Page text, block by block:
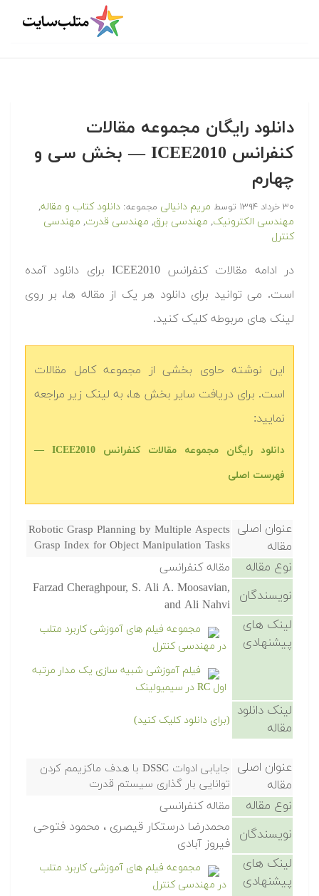
دانلود رایگان مجموعه مقالات
کنفرانس ICEE2010 — بخش سی و
چهارم
۳۰ خرداد ۱۳۹۴ توسط مریم دانیالی مجموعه: دانلود کتاب و مقاله,
مهندسی الکترونیک, مهندسی برق, مهندسی قدرت, مهندسی
کنترل
در ادامه مقالات کنفرانس ICEE2010 برای دانلود آمده
است. می توانید برای دانلود هر یک از مقاله ها، بر روی
لینک های مربوطه کلیک کنید.
این نوشته حاوی بخشی از مجموعه کامل مقالات
است. برای دریافت سایر بخش ها، به لینک زیر مراجعه
نمایید:
دانلود رایگان مجموعه مقالات کنفرانس ICEE2010 —
فهرست اصلی
عنوان اصلی
مقاله
Robotic Grasp Planning by Multiple Aspects
Grasp Index for Object Manipulation Tasks
نوع مقاله مقاله کنفرانسی
نویسندگان
Farzad Cheraghpour, S. Ali A. Moosavian,
and Ali Nahvi
لینک های
پیشنهادی
مجموعه فیلم های آموزشی کاربرد متلب
در مهندسی کنترل
فیلم آموزشی شبیه سازی یک مدار مرتبه
اول RC در سیمیولینک
لینک دانلود
مقاله
(برای دانلود کلیک کنید)
عنوان اصلی
مقاله
جایابی ادوات DSSC با هدف ماکزیمم کردن
توانایی بار گذاری سیستم قدرت
نوع مقاله مقاله کنفرانسی
نویسندگان
محمدرضا درستکار قیصری ، محمود فتوحی
فیروز آبادی
لینک های
پیشنهادی
مجموعه فیلم های آموزشی کاربرد متلب
در مهندسی کنترل